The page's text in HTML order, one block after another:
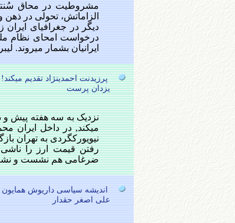
مشروطیت در محاق
الزاماتش، تحولی در
دیگر در جغرافیای
درخواست امحای نظام
ایرانیان بشمار می‏روند.
پرزیدنت احمدی‏نژاد تقدیم می‏کند!
یزدان پرست
نزدیک به سه هفته پیش و
می‏کند, در داخل ایران
نیویورک‏گردی به تهران
رفتن قیمت ارز را ناشی
ضرغامی هم نشست و
اندیشه سیاسی داریوش همایون
علی اصغر حقدار